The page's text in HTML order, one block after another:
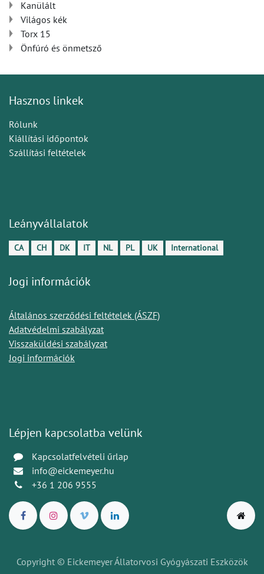
Kanülált
Világos kék
Torx 15
Önfúró és önmetsző
Hasznos linkek
Rólunk
Kiállítási időpontok
Szállítási feltételek
Leányvállalatok
CA CH DK IT NL PL UK International
Jogi információk
Általános szerződési feltételek (ÁSZF)
Adatvédelmi szabályzat
Visszaküldési szabályzat
Jogi információk
Lépjen kapcsolatba velünk
Kapcsolatfelvételi űrlap
info@eickemeyer.hu
+36 1 206 9555
Copyright © Eickemeyer Állatorvosi Gyógyászati Eszközök